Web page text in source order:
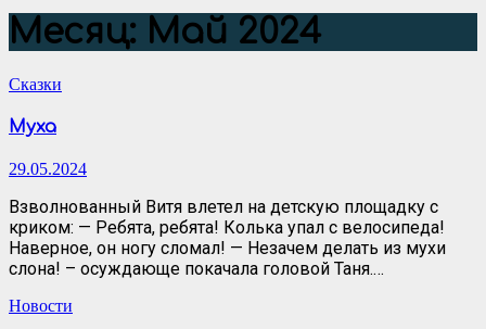
Месяц: Май 2024
Сказки
Муха
29.05.2024
Взволнованный Витя влетел на детскую площадку с
криком: — Ребята, ребята! Колька упал с велосипеда!
Наверное, он ногу сломал! — Незачем делать из мухи
слона! – осуждающе покачала головой Таня.…
Новости